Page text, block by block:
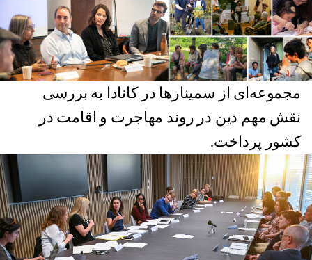
مجموعه‌ای از سمینارها در کانادا به بررسی
نقش مهم دین در روند مهاجرت و اقامت در
کشور پرداخت.